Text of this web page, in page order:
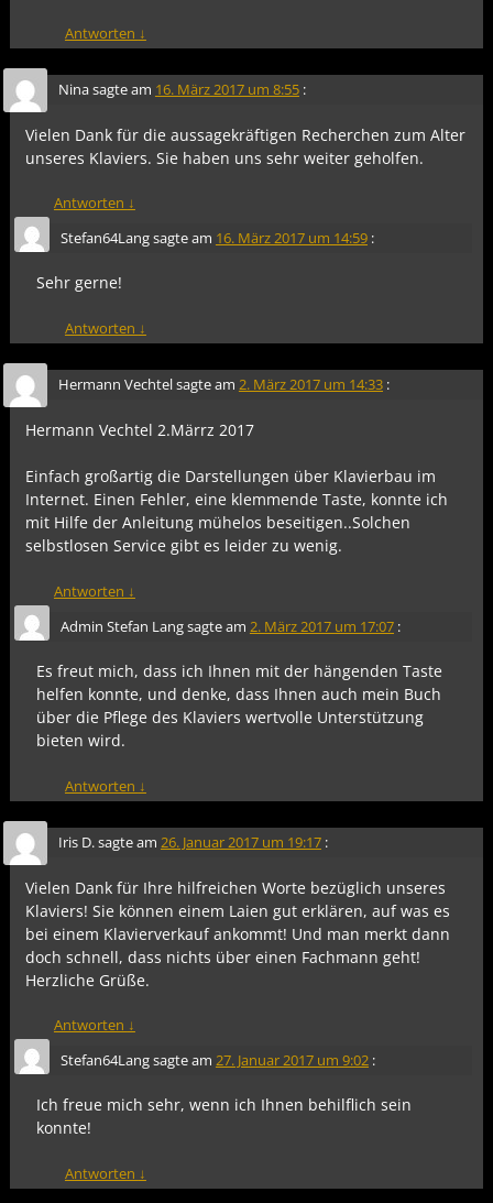
Antworten ↓
Ninasagte am 16. März 2017 um 8:55 :
Vielen Dank für die aussagekräftigen Recherchen zum Alter
unseres Klaviers. Sie haben uns sehr weiter geholfen.
Antworten ↓
Stefan64Langsagte am 16. März 2017 um 14:59 :
Sehr gerne!
Antworten ↓
Hermann Vechtelsagte am 2. März 2017 um 14:33 :
Hermann Vechtel 2.Märrz 2017
Einfach großartig die Darstellungen über Klavierbau im
Internet. Einen Fehler, eine klemmende Taste, konnte ich
mit Hilfe der Anleitung mühelos beseitigen..Solchen
selbstlosen Service gibt es leider zu wenig.
Antworten ↓
Admin Stefan Langsagte am 2. März 2017 um 17:07 :
Es freut mich, dass ich Ihnen mit der hängenden Taste
helfen konnte, und denke, dass Ihnen auch mein Buch
über die Pflege des Klaviers wertvolle Unterstützung
bieten wird.
Antworten ↓
Iris D.sagte am 26. Januar 2017 um 19:17 :
Vielen Dank für Ihre hilfreichen Worte bezüglich unseres
Klaviers! Sie können einem Laien gut erklären, auf was es
bei einem Klavierverkauf ankommt! Und man merkt dann
doch schnell, dass nichts über einen Fachmann geht!
Herzliche Grüße.
Antworten ↓
Stefan64Langsagte am 27. Januar 2017 um 9:02 :
Ich freue mich sehr, wenn ich Ihnen behilflich sein
konnte!
Antworten ↓